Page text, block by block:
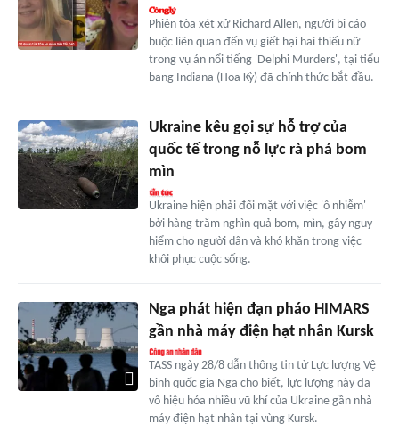
Phiên tòa xét xử Richard Allen, người bị cáo
buộc liên quan đến vụ giết hại hai thiếu nữ
trong vụ án nổi tiếng 'Delphi Murders', tại tiểu
bang Indiana (Hoa Kỳ) đã chính thức bắt đầu.
Ukraine kêu gọi sự hỗ trợ của
quốc tế trong nỗ lực rà phá bom
mìn
Ukraine hiện phải đối mặt với việc 'ô nhiễm'
bởi hàng trăm nghìn quả bom, mìn, gây nguy
hiểm cho người dân và khó khăn trong việc
khôi phục cuộc sống.
Nga phát hiện đạn pháo HIMARS
gần nhà máy điện hạt nhân Kursk
TASS ngày 28/8 dẫn thông tin từ Lực lượng Vệ
binh quốc gia Nga cho biết, lực lượng này đã
vô hiệu hóa nhiều vũ khí của Ukraine gần nhà
máy điện hạt nhân tại vùng Kursk.